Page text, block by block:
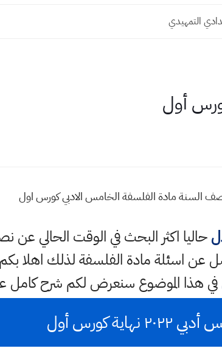
حاليا اكثر البحث في الوقت الحالي
اسئلة مادة الفلسفة لذلك اهلا
في هذا الموضوع سنعرض لكم شرح كامل
كورس أول